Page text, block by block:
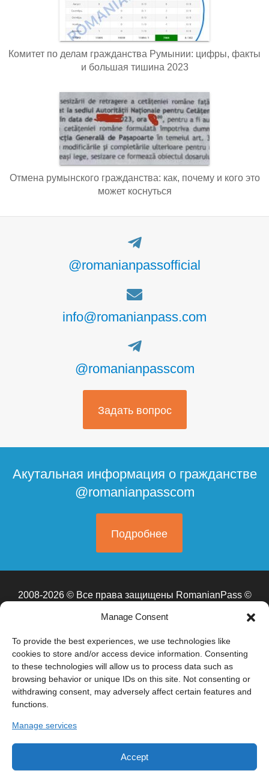
Manage Consent
To provide the best experiences, we use technologies like
cookies to store and/or access device information. Consenting
to these technologies will allow us to process data such as
browsing behavior or unique IDs on this site. Not consenting or
withdrawing consent, may adversely affect certain features and
functions.
Manage services
Accept
Комитет по делам гражданства Румынии: цифры, факты
и большая тишина 2023
Отмена румынского гражданства: как, почему и кого это
может коснуться
@romanianpassofficial
info@romanianpass.com
@romanianpasscom
Задать вопрос
Акутальная информация о гражданстве
@romanianpasscom
Подробнее
2008-2026 © Все права защищены RomanianPass ©
Работаем и проводим встречи в Бухаресте, Кишиневе,
ЗАО, СЗАО, ЗелАО), Санкт-Перербурге, Сочи
*RomanianPass
— это информационно-консультационная платформа.
Мы не являемся адвокатами и не оказываем юридических услуг в
смысле закона №51/1995. Мы не подаем документы от имени
гарантируем получение гражданства. Все решения принимает
соответствии с законом №21/1991.*Внимание:сайт находится в
процессе обновления и редактирования. Некоторые разделы могут
содержать устаревшие или неполные сведения. Актуальной